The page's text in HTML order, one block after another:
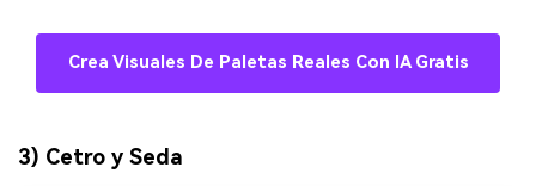
Crea Visuales De Paletas Reales Con IA Gratis
3) Cetro y Seda